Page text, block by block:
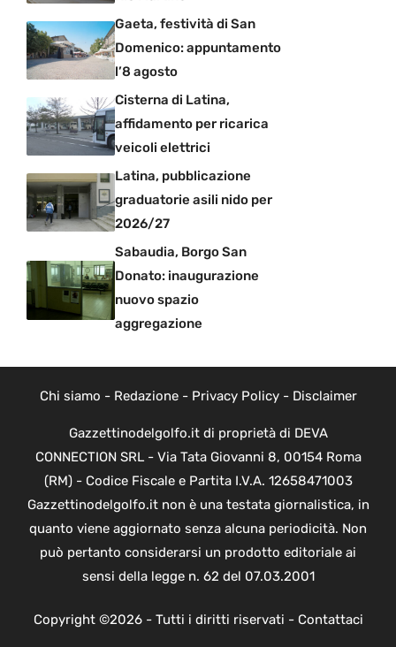
Gaeta, festività di San
Domenico: appuntamento
l’8 agosto
Cisterna di Latina,
affidamento per ricarica
veicoli elettrici
Latina, pubblicazione
graduatorie asili nido per
2026/27
Sabaudia, Borgo San
Donato: inaugurazione
nuovo spazio
aggregazione
Chi siamo - Redazione- Privacy Policy- Disclaimer
Gazzettinodelgolfo.it di proprietà di DEVA
CONNECTION SRL - Via Tata Giovanni 8, 00154 Roma
(RM) - Codice Fiscale e Partita I.V.A. 12658471003
Gazzettinodelgolfo.it non è una testata giornalistica, in
quanto viene aggiornato senza alcuna periodicità. Non
può pertanto considerarsi un prodotto editoriale ai
sensi della legge n. 62 del 07.03.2001
Copyright ©2026 - Tutti i diritti riservati - Contattaci